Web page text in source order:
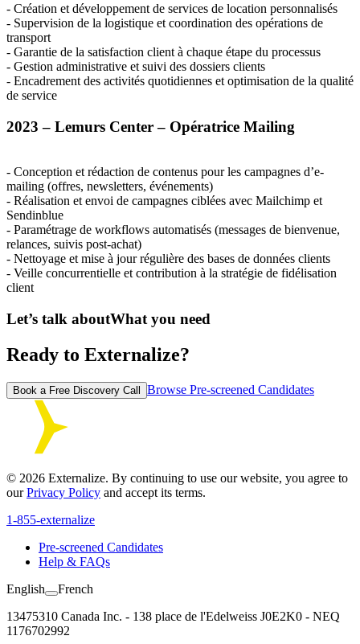
- Création et développement de services de location personnalisés
- Supervision de la logistique et coordination des opérations de
transport
- Garantie de la satisfaction client à chaque étape du processus
- Gestion administrative et suivi des dossiers clients
- Encadrement des activités quotidiennes et optimisation de la qualité
de service
2023 – Lemurs Center – Opératrice Mailing
- Conception et rédaction de contenus pour les campagnes d’e-
mailing (offres, newsletters, événements)
- Réalisation et envoi de campagnes ciblées avec Mailchimp et
Sendinblue
- Paramétrage de workflows automatisés (messages de bienvenue,
relances, suivis post-achat)
- Nettoyage et mise à jour régulière des bases de données clients
- Veille concurrentielle et contribution à la stratégie de fidélisation
client
Let’s talk aboutWhat you need
Ready to Externalize?
Book a Free Discovery Call Browse Pre-screened Candidates
© 2026 Externalize. By continuing to use our website, you agree to
ourPrivacy Policy and accept its terms.
1-855-externalize
Pre-screened Candidates
Help & FAQs
English
French
13475310 Canada Inc. - 138 place de l'Edelweiss J0E2K0 - NEQ
1176702992